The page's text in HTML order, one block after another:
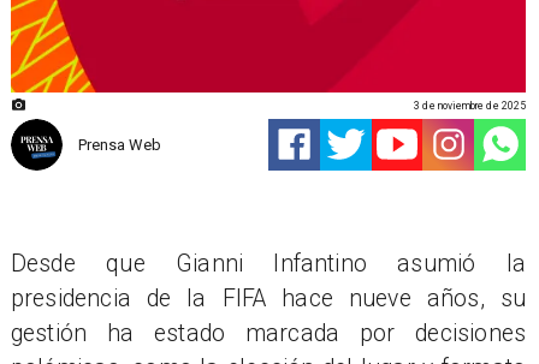
Prensa Web
3 de noviembre de 2025
Desde que Gianni Infantino asumió la
presidencia de la FIFA hace nueve años, su
gestión ha estado marcada por decisiones